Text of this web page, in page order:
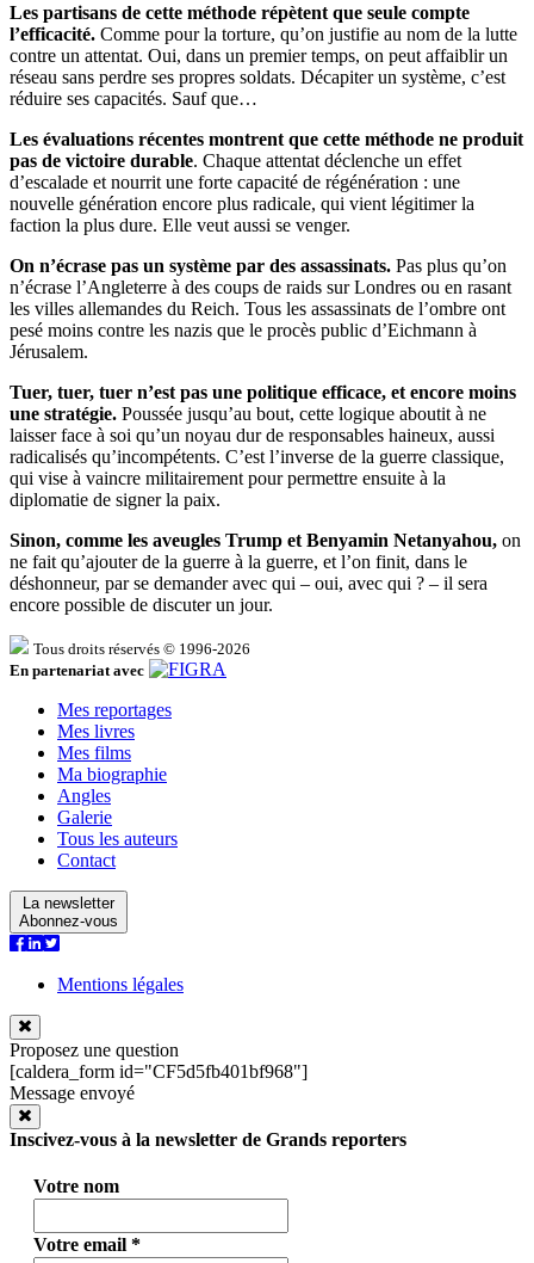
Les partisans de cette méthode répètent que seule compte
l’efficacité. Comme pour la torture, qu’on justifie au nom de la lutte
contre un attentat. Oui, dans un premier temps, on peut affaiblir un
réseau sans perdre ses propres soldats. Décapiter un système, c’est
réduire ses capacités. Sauf que…
Les évaluations récentes montrent que cette méthode ne produit
pas de victoire durable. Chaque attentat déclenche un effet
d’escalade et nourrit une forte capacité de régénération : une
nouvelle génération encore plus radicale, qui vient légitimer la
faction la plus dure. Elle veut aussi se venger.
On n’écrase pas un système par des assassinats. Pas plus qu’on
n’écrase l’Angleterre à des coups de raids sur Londres ou en rasant
les villes allemandes du Reich. Tous les assassinats de l’ombre ont
pesé moins contre les nazis que le procès public d’Eichmann à
Jérusalem.
Tuer, tuer, tuer n’est pas une politique efficace, et encore moins
une stratégie. Poussée jusqu’au bout, cette logique aboutit à ne
laisser face à soi qu’un noyau dur de responsables haineux, aussi
radicalisés qu’incompétents. C’est l’inverse de la guerre classique,
qui vise à vaincre militairement pour permettre ensuite à la
diplomatie de signer la paix.
Sinon, comme les aveugles Trump et Benyamin Netanyahou, on
ne fait qu’ajouter de la guerre à la guerre, et l’on finit, dans le
déshonneur, par se demander avec qui – oui, avec qui ? – il sera
encore possible de discuter un jour.
Tous droits réservés © 1996-2026
En partenariat avec
Mes reportages
Mes livres
Mes films
Ma biographie
Angles
Galerie
Tous les auteurs
Contact
La newsletter
Abonnez-vous
Mentions légales
Proposez une question
[caldera_form id="CF5d5fb401bf968"]
Message envoyé
Inscivez-vous à la newsletter de Grands reporters
Votre nom
Votre email *